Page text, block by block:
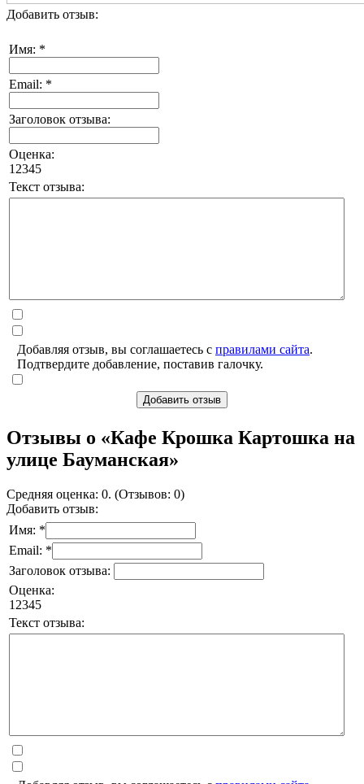
Добавить отзыв:
Имя: *
Email: *
Заголовок отзыва:
Оценка:
1 2345
Текст отзыва:
Добавляя отзыв, вы соглашаетесь с правилами сайта.
Подтвердите добавление, поставив галочку.
Добавить отзыв
Отзывы о «Кафе Крошка Картошка на
улице Бауманская»
Средняя оценка: 0. (Отзывов: 0)
Добавить отзыв:
Имя: *
Email: *
Заголовок отзыва:
Оценка:
1 2345
Текст отзыва: